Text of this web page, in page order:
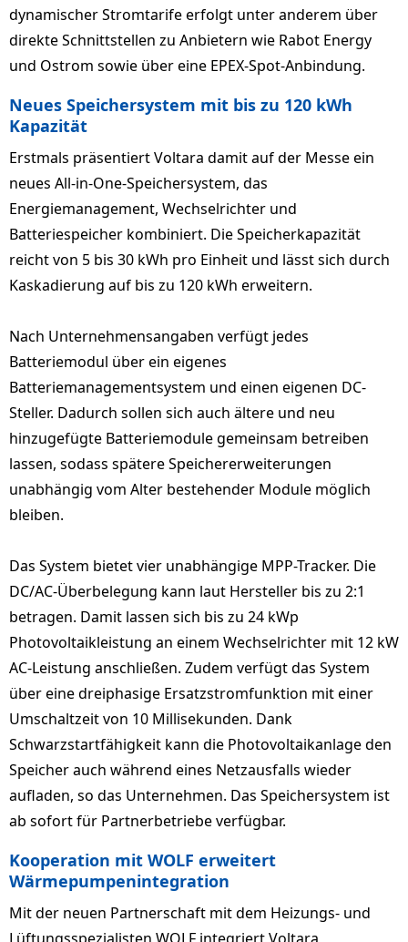
dynamischer Stromtarife erfolgt unter anderem über
direkte Schnittstellen zu Anbietern wie Rabot Energy
und Ostrom sowie über eine EPEX-Spot-Anbindung.
Neues Speichersystem mit bis zu 120 kWh
Kapazität
Erstmals präsentiert Voltara damit auf der Messe ein
neues All-in-One-Speichersystem, das
Energiemanagement, Wechselrichter und
Batteriespeicher kombiniert. Die Speicherkapazität
reicht von 5 bis 30 kWh pro Einheit und lässt sich durch
Kaskadierung auf bis zu 120 kWh erweitern.
Nach Unternehmensangaben verfügt jedes
Batteriemodul über ein eigenes
Batteriemanagementsystem und einen eigenen DC-
Steller. Dadurch sollen sich auch ältere und neu
hinzugefügte Batteriemodule gemeinsam betreiben
lassen, sodass spätere Speichererweiterungen
unabhängig vom Alter bestehender Module möglich
bleiben.
Das System bietet vier unabhängige MPP-Tracker. Die
DC/AC-Überbelegung kann laut Hersteller bis zu 2:1
betragen. Damit lassen sich bis zu 24 kWp
Photovoltaikleistung an einem Wechselrichter mit 12 kW
AC-Leistung anschließen. Zudem verfügt das System
über eine dreiphasige Ersatzstromfunktion mit einer
Umschaltzeit von 10 Millisekunden. Dank
Schwarzstartfähigkeit kann die Photovoltaikanlage den
Speicher auch während eines Netzausfalls wieder
aufladen, so das Unternehmen. Das Speichersystem ist
ab sofort für Partnerbetriebe verfügbar.
Kooperation mit WOLF erweitert
Wärmepumpenintegration
Mit der neuen Partnerschaft mit dem Heizungs- und